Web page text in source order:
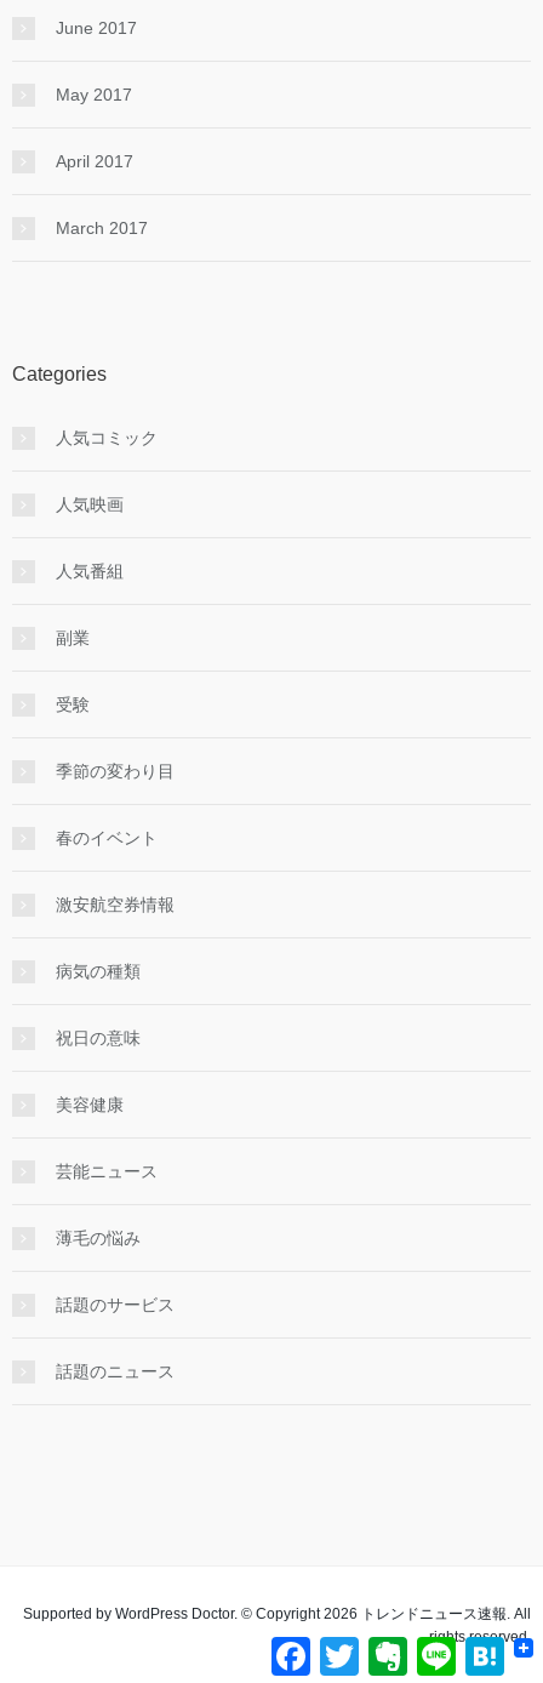
June 2017
May 2017
April 2017
March 2017
Categories
人気コミック
人気映画
人気番組
副業
受験
季節の変わり目
春のイベント
激安航空券情報
病気の種類
祝日の意味
美容健康
芸能ニュース
薄毛の悩み
話題のサービス
話題のニュース
Supported by WordPress Doctor. © Copyright 2026 トレンドニュース速報. All
rights reserved.
F
T
E
L
H